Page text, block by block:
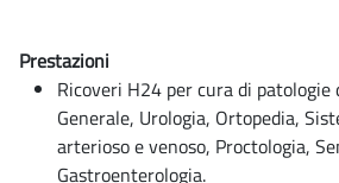
Prestazioni
Ricoveri H24 per cura di patologie
Generale, Urologia, Ortopedia,
arterioso e venoso, Proctologia,
Gastroenterologia.